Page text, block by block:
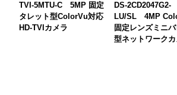
TVI-5MTU-C 5MP 固定
タレット型ColorVu対応
HD-TVIカメラ
DS-2CD2047G2-
LU/SL 4MP
固定レンズミニ
型ネットワークカ